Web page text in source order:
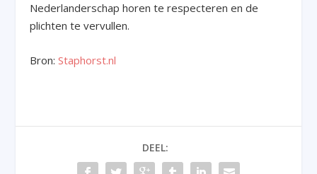
Nederlanderschap horen te respecteren en de
plichten te vervullen.
Bron:Staphorst.nl
DEEL: